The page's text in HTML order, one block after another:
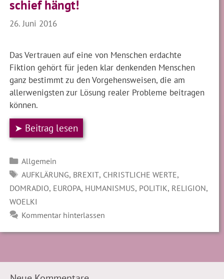
schief hängt!
26. Juni 2016
Das Vertrauen auf eine von Menschen erdachte
Fiktion gehört für jeden klar denkenden Menschen
ganz bestimmt zu den Vorgehensweisen, die am
allerwenigsten zur Lösung realer Probleme beitragen
können.
➤ Beitrag lesen
Kategorien
Allgemein
SCHLAGWÖRTER
AUFKLÄRUNG, BREXIT, CHRISTLICHE WERTE,
DOMRADIO, EUROPA, HUMANISMUS, POLITIK, RELIGION,
WOELKI
Kommentar hinterlassen